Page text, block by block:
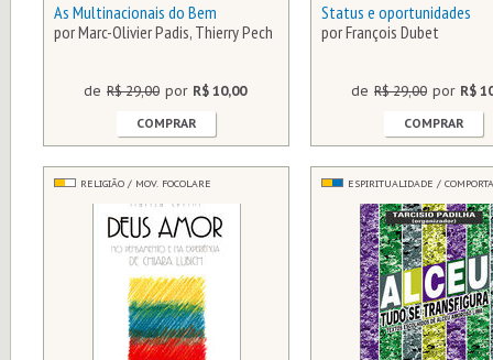
As Multinacionais do Bem
por Marc-Olivier Padis, Thierry Pech
de R$ 29,00 por R$ 10,00
COMPRAR
Status e oportunidades
por François Dubet
de R$ 29,00 por R$
COMPRAR
RELIGIÃO / MOV. FOCOLARE ESPIRITUALIDADE /